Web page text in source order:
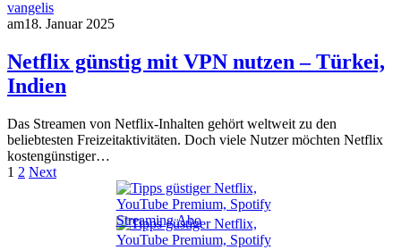
vangelis
am18. Januar 2025
Netflix günstig mit VPN nutzen – Türkei,
Indien
Das Streamen von Netflix-Inhalten gehört weltweit zu den
beliebtesten Freizeitaktivitäten. Doch viele Nutzer möchten Netflix
kostengünstiger…
Seitennummerierung
1 2 Next